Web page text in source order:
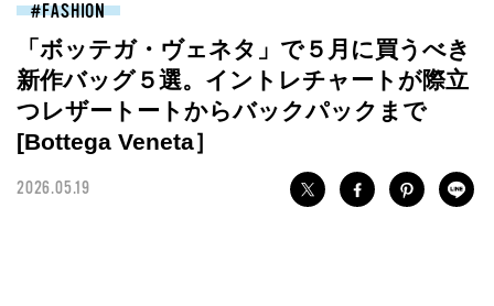
FASHION
「ボッテガ・ヴェネタ」で５月に買うべき
新作バッグ５選。イントレチャートが際立
つレザートートからバックパックまで
[Bottega Veneta］
2026.05.19